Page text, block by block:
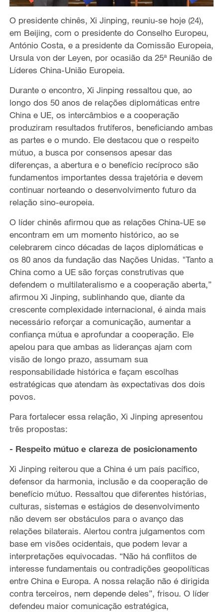
O presidente chinês, Xi Jinping, reuniu-se hoje (24),
em Beijing, com o presidente do Conselho Europeu,
António Costa, e a presidente da Comissão Europeia,
Ursula von der Leyen, por ocasião da 25ª Reunião de
Líderes China-União Europeia.
Durante o encontro, Xi Jinping ressaltou que, ao
longo dos 50 anos de relações diplomáticas entre
China e UE, os intercâmbios e a cooperação
produziram resultados frutíferos, beneficiando ambas
as partes e o mundo. Ele destacou que o respeito
mútuo, a busca por consensos apesar das
diferenças, a abertura e o benefício recíproco são
fundamentos importantes dessa trajetória e devem
continuar norteando o desenvolvimento futuro da
relação sino-europeia.
O líder chinês afirmou que as relações China-UE se
encontram em um momento histórico, ao se
celebrarem cinco décadas de laços diplomáticas e
os 80 anos da fundação das Nações Unidas. "Tanto a
China como a UE são forças construtivas que
defendem o multilateralismo e a cooperação aberta,”
afirmou Xi Jinping, sublinhando que, diante da
crescente complexidade internacional, é ainda mais
necessário reforçar a comunicação, aumentar a
confiança mútua e aprofundar a cooperação. Ele
apelou para que ambas as lideranças ajam com
visão de longo prazo, assumam sua
responsabilidade histórica e façam escolhas
estratégicas que atendam às expectativas dos dois
povos.
Para fortalecer essa relação, Xi Jinping apresentou
três propostas:
- Respeito mútuo e clareza de posicionamento
Xi Jinping reiterou que a China é um país pacífico,
defensor da harmonia, inclusão e da cooperação de
benefício mútuo. Ressaltou que diferentes histórias,
culturas, sistemas e estágios de desenvolvimento
não devem ser obstáculos para o avanço das
relações bilaterais. Alertou contra julgamentos com
base em visões ocidentais, que podem levar a
interpretações equivocadas. “Não há conflitos de
interesse fundamentais ou contradições geopolíticas
entre China e Europa. A nossa relação não é dirigida
contra terceiros, nem depende deles”, frisou. O líder
defendeu maior comunicação estratégica,